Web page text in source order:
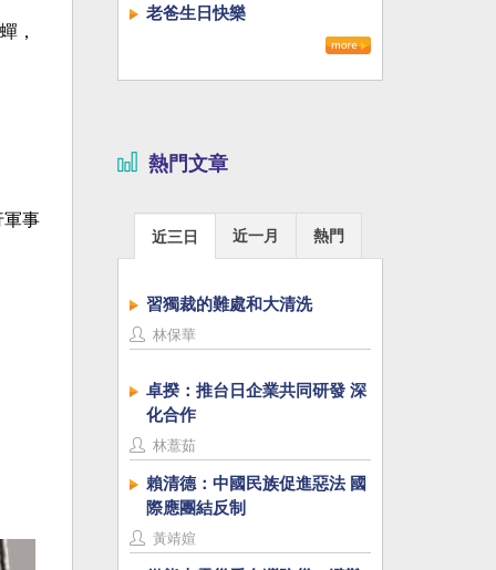
，
軍事
老爸生日快樂
熱門文章
近三日 近一月 熱門
習獨裁的難處和大清洗
林保華
卓揆：推台日企業共同研發 深
化合作
林薏茹
賴清德：中國民族促進惡法 國
際應團結反制
黃靖媗